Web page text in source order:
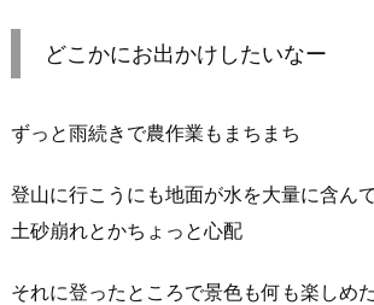
どこかにお出かけしたいなー
ずっと雨続きで農作業もまちまち
登山に行こうにも地面が水を大量に含ん
土砂崩れとかちょっと心配
それに登ったところで景色も何も楽しめ